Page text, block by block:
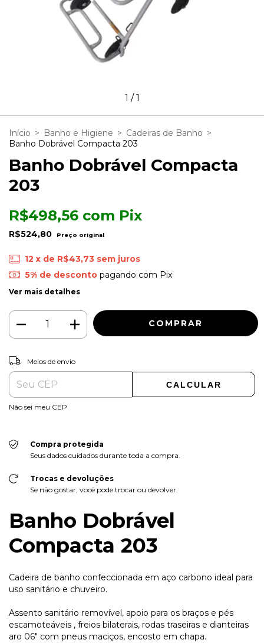
1 /1
Início > Banho e Higiene > Cadeiras de Banho >
Banho Dobrável Compacta 203
Banho Dobrável Compacta
203
R$524,80
R$498,56 com Pix
12 x de R$43,73 sem juros
5% de descontopagando com Pix
Ver mais detalhes
Entregas para o CEP:
Meios de envio
CALCULAR
Não sei meu CEP
Compra protegida
Seus dados cuidados durante toda a compra.
Trocas e devoluções
Se não gostar, você pode trocar ou devolver.
Banho Dobrável
Compacta 203
Cadeira de banho confeccionada em aço carbono ideal para
uso sanitário e chuveiro.
Assento sanitário removível, apoio para os braços e pés
escamoteáveis , freios bilaterais, rodas traseiras e dianteiras
aro 06″ com pneus maciços, encosto em chapa.